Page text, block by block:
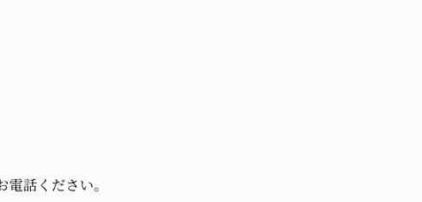
話ください。